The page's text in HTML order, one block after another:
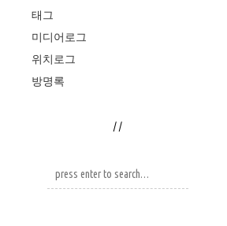
태그
미디어로그
위치로그
방명록
/ /